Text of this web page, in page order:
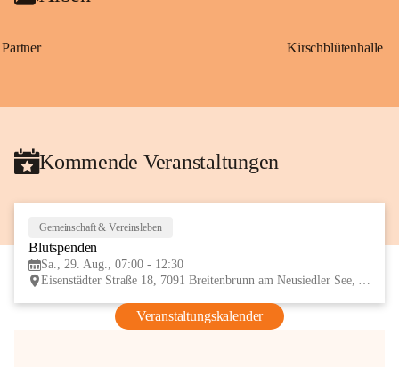
Partner Kirschblütenhalle
Kommende Veranstaltungen
Gemeinschaft & Vereinsleben
Blutspenden
Sa., 29. Aug., 07:00 - 12:30
Eisenstädter Straße 18, 7091 Breitenbrunn am Neusiedler See, AUT
Veranstaltungskalender